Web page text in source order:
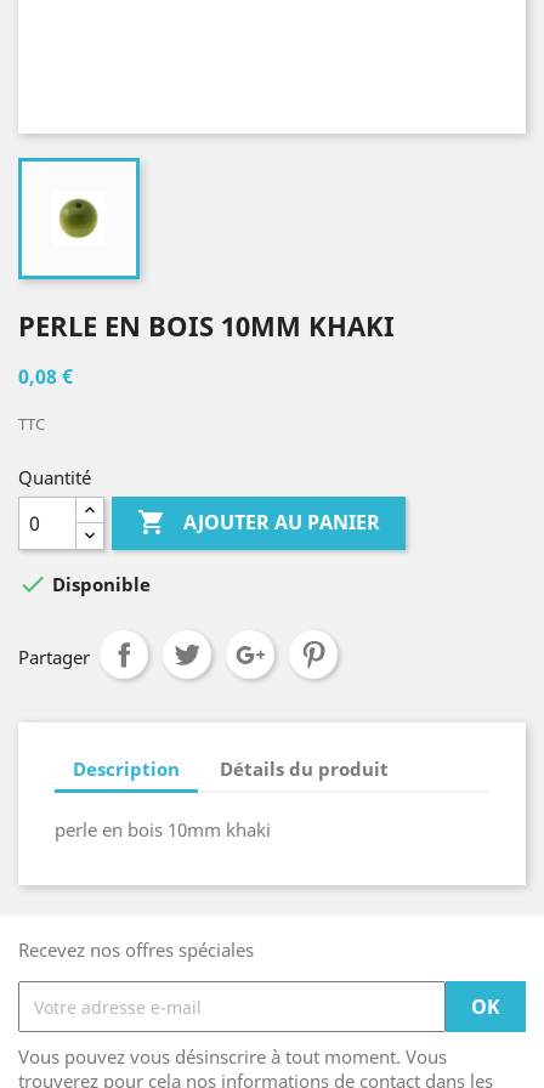
PERLE EN BOIS 10MM KHAKI
0,08 €
TTC
Quantité
 AJOUTER AU PANIER
 Disponible
Partager
Description Détails du produit
perle en bois 10mm khaki
Recevez nos offres spéciales
Vous pouvez vous désinscrire à tout moment. Vous
trouverez pour cela nos informations de contact dans les